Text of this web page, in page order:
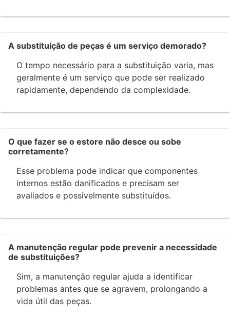
A substituição de peças é um serviço demorado?
O tempo necessário para a substituição varia, mas
geralmente é um serviço que pode ser realizado
rapidamente, dependendo da complexidade.
O que fazer se o estore não desce ou sobe
corretamente?
Esse problema pode indicar que componentes
internos estão danificados e precisam ser
avaliados e possivelmente substituídos.
A manutenção regular pode prevenir a necessidade
de substituições?
Sim, a manutenção regular ajuda a identificar
problemas antes que se agravem, prolongando a
vida útil das peças.